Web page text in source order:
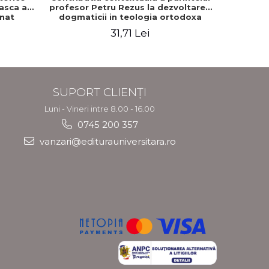
a
profesor Petru Rezus la dezvoltarea
dogmaticii in teologia ortodoxa
31,71 Lei
SUPORT CLIENȚI
Luni - Vineri intre 8.00 - 16.00
0745 200 357
vanzari@editurauniversitara.ro